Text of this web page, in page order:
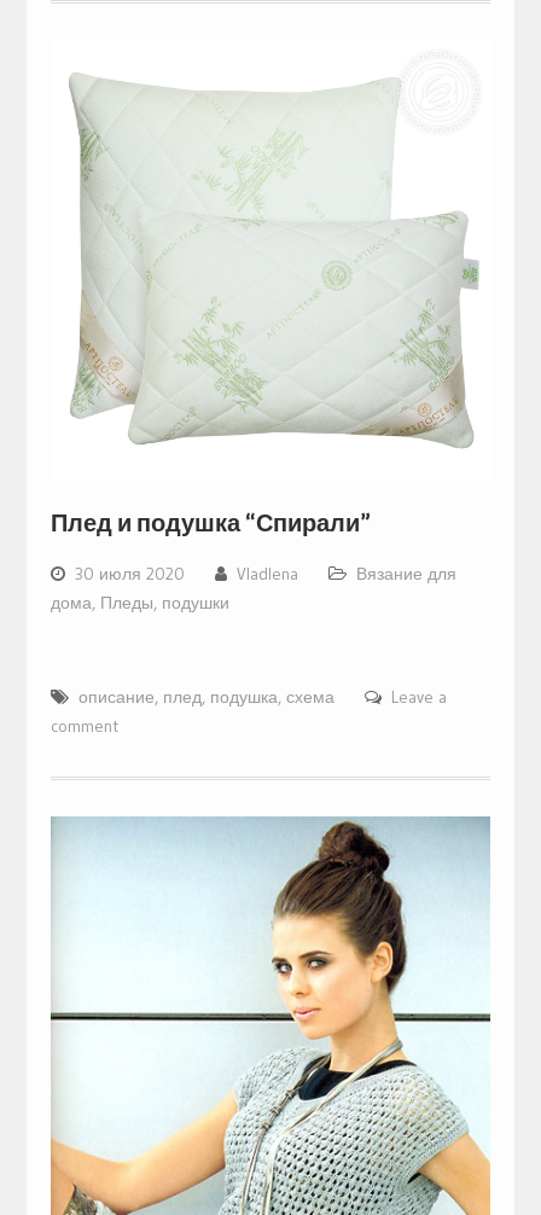
Плед и подушка “Спирали”
30 июля 2020 Vladlena
Вязание для
дома, Пледы, подушки
описание, плед, подушка, схема
Leave a
comment